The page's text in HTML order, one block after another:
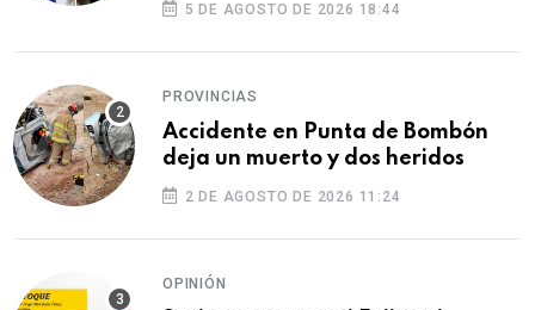
5 DE AGOSTO DE 2026 18:44
PROVINCIAS
Accidente en Punta de Bombón
deja un muerto y dos heridos
2 DE AGOSTO DE 2026 11:24
OPINIÓN